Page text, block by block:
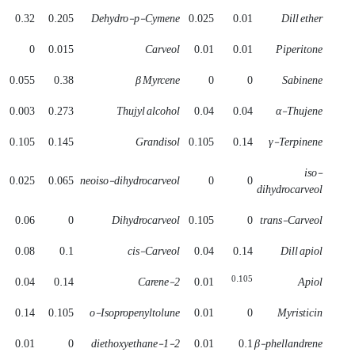
Dill ether
0.01
0.025
Dehydro-p-Cymene
0.205
0.32
Piperitone
0.01
0.01
Carveol
0.015
0
Sabinene
0
0
β Myrcene
0.38
0.055
α-Thujene
0.04
0.04
Thujyl alcohol
0.273
0.003
γ-Terpinene
0.14
0.105
Grandisol
0.145
0.105
iso-
dihydrocarveol
0
0
neoiso-dihydrocarveol
0.065
0.025
trans-Carveol
0
0.105
Dihydrocarveol
0
0.06
Dill apiol
0.14
0.04
cis-Carveol
0.1
0.08
Apiol
0.105
0.01
2-Carene
0.14
0.04
Myristicin
0
0.01
o-Isopropenyltolune
0.105
0.14
β-phellandrene
0.1
0.01
1-2-diethoxyethane
0
0.01